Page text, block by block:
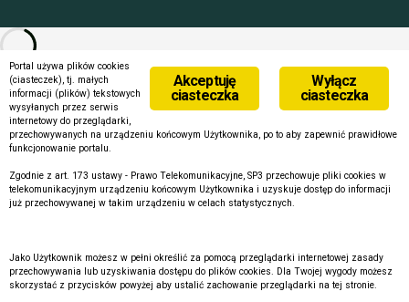
Wyłącz
ciasteczka
Akceptuję
ciasteczka
Portal używa plików cookies
(ciasteczek), tj. małych
informacji (plików) tekstowych
wysyłanych przez serwis
internetowy do przeglądarki,
przechowywanych na urządzeniu końcowym Użytkownika, po to aby zapewnić prawidłowe
funkcjonowanie portalu.
Zgodnie z art. 173 ustawy - Prawo Telekomunikacyjne, SP3 przechowuje pliki cookies w
telekomunikacyjnym urządzeniu końcowym Użytkownika i uzyskuje dostęp do informacji
już przechowywanej w takim urządzeniu w celach statystycznych.
Jako Użytkownik możesz w pełni określić za pomocą przeglądarki internetowej zasady
przechowywania lub uzyskiwania dostępu do plików cookies. Dla Twojej wygody możesz
skorzystać z przycisków powyżej aby ustalić zachowanie przeglądarki na tej stronie.